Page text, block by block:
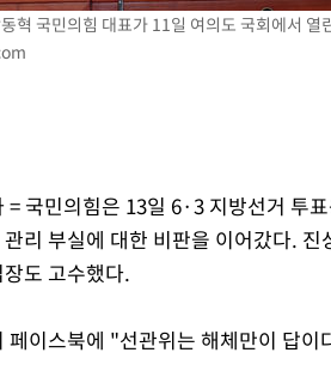
구협회·축구회관 등 압수수색
혁 국민의힘 대표가 11일 여의도 국회에서 열
국민의힘은 13일 6·3 지방선거 투
리 부실에 대한 비판을 이어갔다.
도 고수했다.
페이스북에 "선관위는 해체만이 답